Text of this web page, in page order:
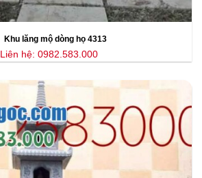
Khu lăng mộ dòng họ 4313
Liên hệ: 0982.583.000